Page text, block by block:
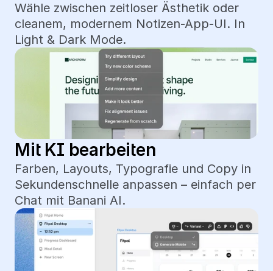
Wähle zwischen zeitloser Ästhetik oder
cleanem, modernem Notizen-App-UI. In
Light & Dark Mode.
Mit KI bearbeiten
Farben, Layouts, Typografie und Copy in
Sekundenschnelle anpassen – einfach per
Chat mit Banani AI.